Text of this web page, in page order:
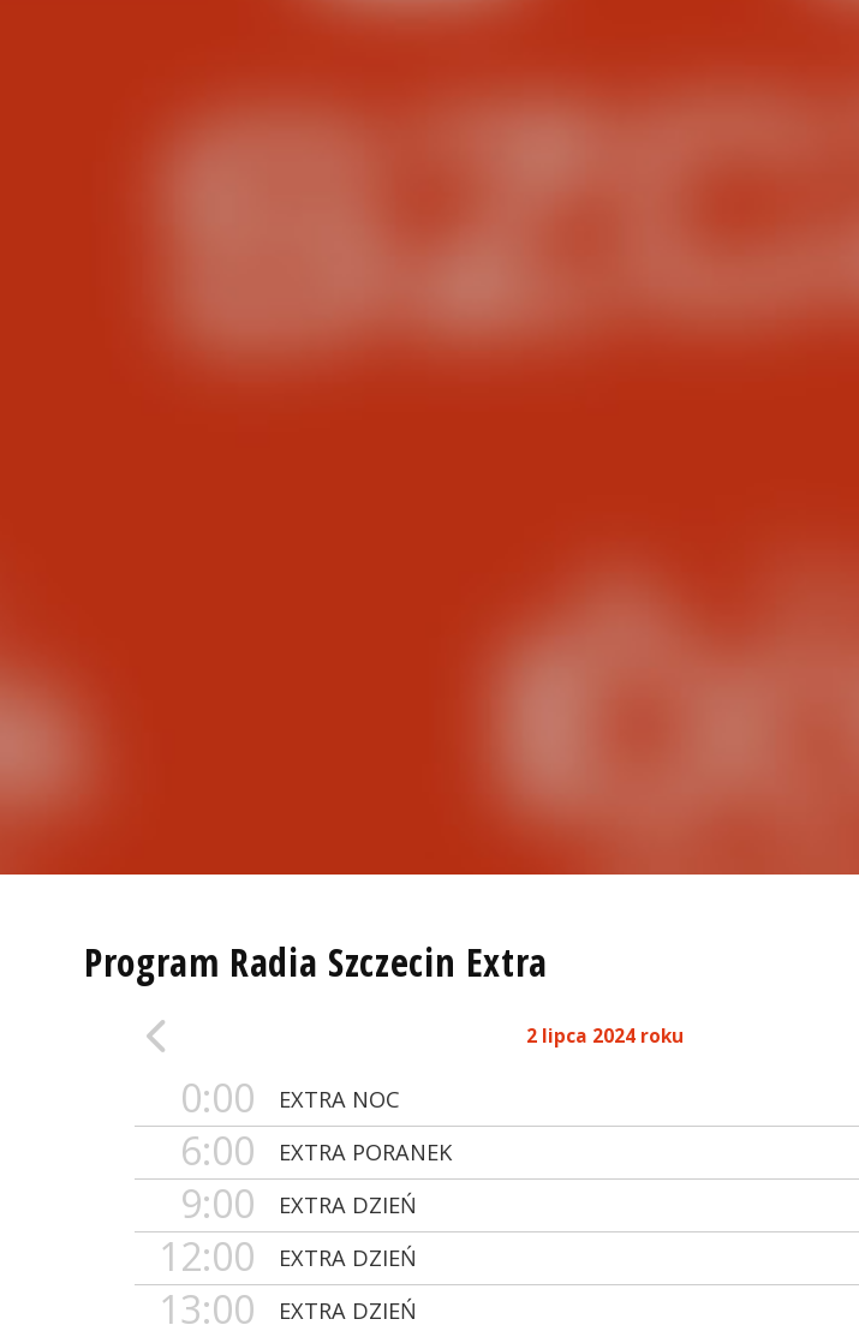
Program Radia Szczecin Extra
2 lipca 2024 roku
0:00 EXTRA NOC
6:00 EXTRA PORANEK
9:00 EXTRA DZIEŃ
12:00 EXTRA DZIEŃ
13:00 EXTRA DZIEŃ